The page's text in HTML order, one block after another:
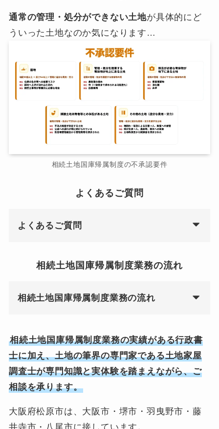
通常の管理・処分ができない土地が具体的にど
ういった土地なのか気になります…
相続土地国庫帰属制度の不承認要件
よくあるご質問
よくあるご質問
相続土地国庫帰属制度業務の流れ
相続土地国庫帰属制度業務の流れ
相続土地国庫帰属制度業務の実績がある行政書
士に加え、土地の筆界の専門家である土地家屋
調査士が専門知識と実体験を踏まえながら、ご
相談を承ります。
大阪府松原市は、大阪市・堺市・羽曳野市・藤
井寺市・八尾市に接しています。